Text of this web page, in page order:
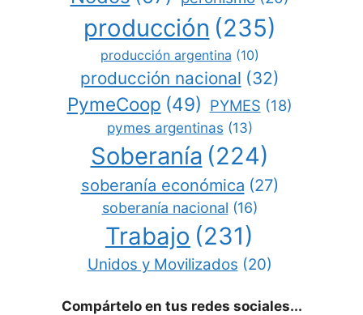
producción (235)
producción argentina (10)
producción nacional (32)
PymeCoop (49) PYMES (18)
pymes argentinas (13)
Soberanía (224)
soberanía económica (27)
soberanía nacional (16)
Trabajo (231)
Unidos y Movilizados (20)
Compártelo en tus redes sociales...